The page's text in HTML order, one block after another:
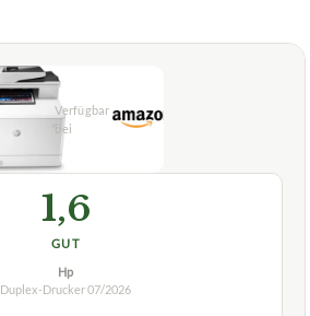
1,6
GUT
Hp
Duplex-Drucker07/2026